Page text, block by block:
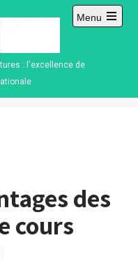
: l'excellence de
Menu
Open
des
cours